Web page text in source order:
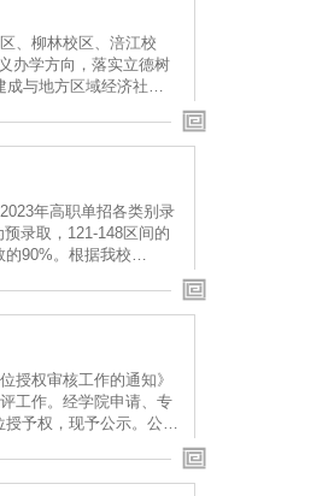
、柳林校区、涪江校
办学方向，落实立德树
成与地方区域经济社会
年高职单招各类别录
录取，121-148区间的
90%。根据我校
授权审核工作的通知》
工作。经学院申请、专
予权，现予公示。公